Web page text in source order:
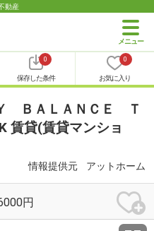
動産
0
保存した条件
0
お気に入り
ＢＡＬＡＮＣＥ Ｔ
賃貸(賃貸マンショ
情報提供元 アットホーム
円